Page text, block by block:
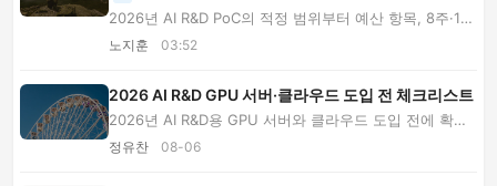
2026년 AI R&D PoC의 적정 범위부터 예산 항목, 8주·16
주 일정 차이, 업체 견적 비교, 경영진 승인과 운...
노지훈 03:52
2026 AI R&D GPU 서버·클라우드 도입 전 체크리스트
2026년 AI R&D용 GPU 서버와 클라우드 도입 전에 확인
할 사양, 총소유비용, 호환성, 보안, 계약·검수 기...
정유찬 08-06